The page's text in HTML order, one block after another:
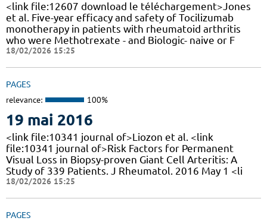
<link file:12607 download le téléchargement>Jones
et al. Five-year efficacy and safety of Tocilizumab
monotherapy in patients with rheumatoid arthritis
who were Methotrexate - and Biologic- naive or F
18/02/2026 15:25
PAGES
relevance: 100%
19 mai 2016
<link file:10341 journal of>Liozon et al. <link
file:10341 journal of>Risk Factors for Permanent
Visual Loss in Biopsy-proven Giant Cell Arteritis: A
Study of 339 Patients. J Rheumatol. 2016 May 1 <li
18/02/2026 15:25
PAGES